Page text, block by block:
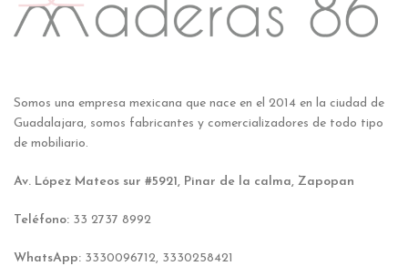
Somos una empresa mexicana que nace en el 2014 en la ciudad de
Guadalajara, somos fabricantes y comercializadores de todo tipo
de mobiliario.
Av. López Mateos sur #5921, Pinar de la calma, Zapopan
Teléfono: 33 2737 8992
WhatsApp: 3330096712, 3330258421